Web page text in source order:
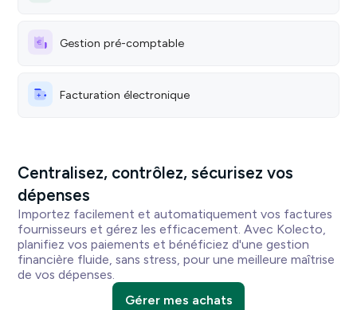
Gestion pré-comptable
Facturation électronique
Centralisez, contrôlez, sécurisez vos
dépenses
Importez facilement et automatiquement vos factures
fournisseurs et gérez les efficacement. Avec Kolecto,
planifiez vos paiements et bénéficiez d'une gestion
financière fluide, sans stress, pour une meilleure maîtrise
de vos dépenses.
Gérer mes achats